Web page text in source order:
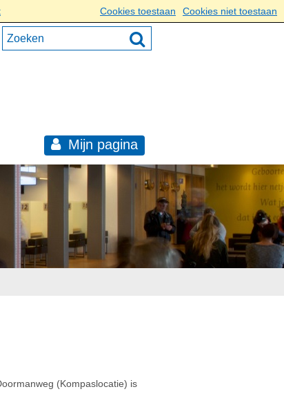
Cookies toestaan Cookies niet toestaan
Mijn pagina
(Kompaslocatie) is